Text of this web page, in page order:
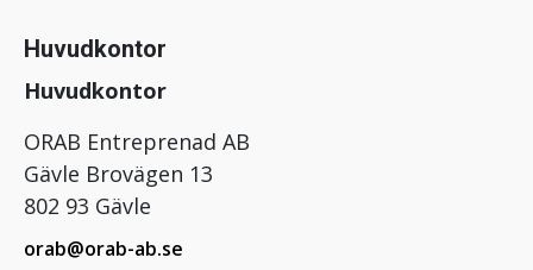
Huvudkontor
Huvudkontor
ORAB Entreprenad AB
Gävle Brovägen 13
802 93 Gävle
orab@orab-ab.se